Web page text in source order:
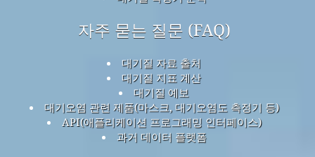
자주 묻는 질문 (FAQ)
대기질 자료 출처
대기질 지표 계산
대기질 예보
대기오염 관련 제품(마스크, 대기오염도 측정기 등)
API(애플리케이션 프로그래밍 인터페이스)
과거 데이터 플랫폼